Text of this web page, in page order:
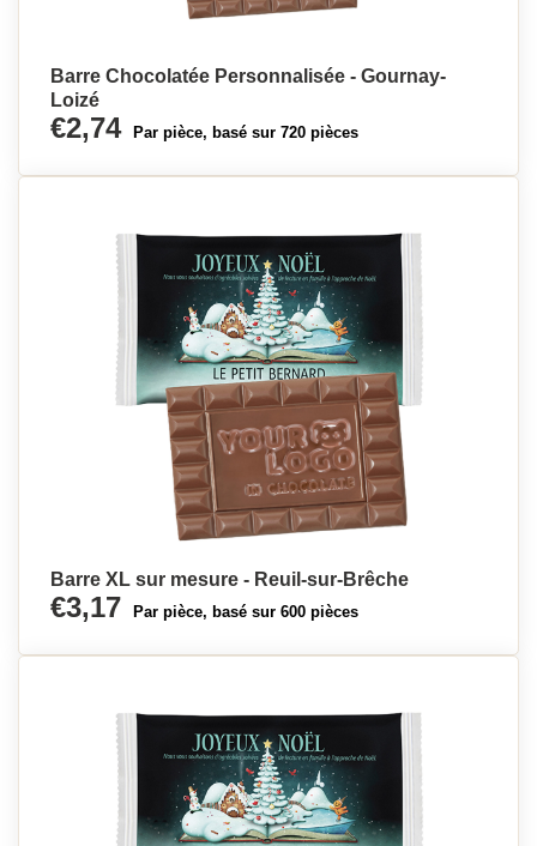
Barre Chocolatée Personnalisée - Gournay-
Loizé
€2,74 Par pièce, basé sur 720 pièces
Barre XL sur mesure - Reuil-sur-Brêche
€3,17 Par pièce, basé sur 600 pièces